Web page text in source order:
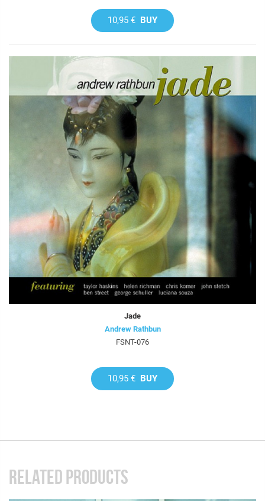
10,95 € BUY
Jade
Andrew Rathbun
FSNT-076
10,95 € BUY
RELATED PRODUCTS